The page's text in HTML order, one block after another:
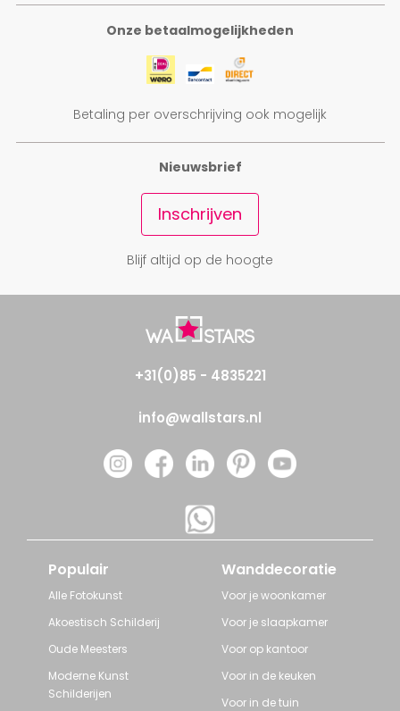
Onze betaalmogelijkheden
Betaling per overschrijving ook mogelijk
Nieuwsbrief
Inschrijven
Blijf altijd op de hoogte
+31(0)85 - 4835221
info@wallstars.nl
Populair
Alle Fotokunst
Akoestisch Schilderij
Oude Meesters
Moderne Kunst
Schilderijen
Wanddecoratie
Voor je woonkamer
Voor je slaapkamer
Voor op kantoor
Voor in de keuken
Voor in de tuin